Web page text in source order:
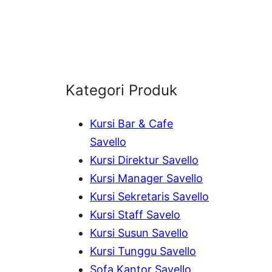
Kategori Produk
Kursi Bar & Cafe
Savello
Kursi Direktur Savello
Kursi Manager Savello
Kursi Sekretaris Savello
Kursi Staff Savelo
Kursi Susun Savello
Kursi Tunggu Savello
Sofa Kantor Savello